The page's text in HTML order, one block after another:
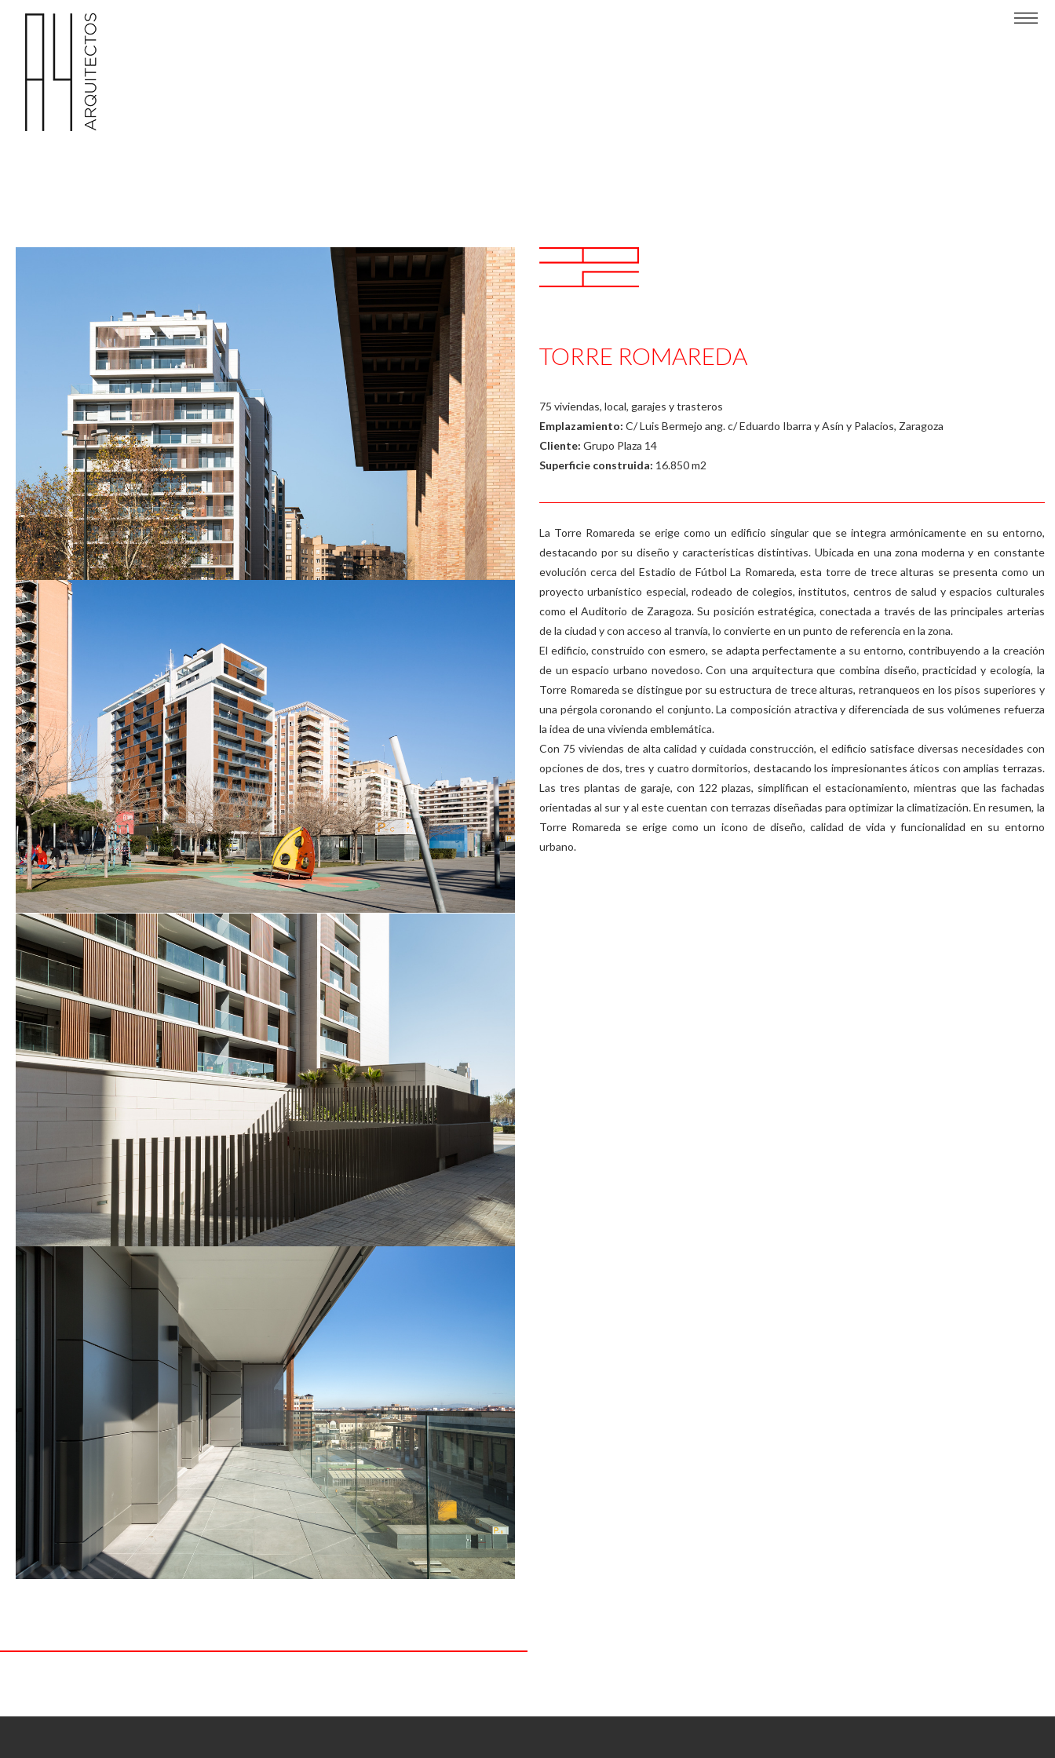
TORRE ROMAREDA
75 viviendas, local, garajes y trasteros
Emplazamiento: C/ Luis Bermejo ang. c/ Eduardo Ibarra y Asín y Palacios, Zaragoza
Cliente: Grupo Plaza 14
Superficie construida: 16.850 m2
La Torre Romareda se erige como un edificio singular que se integra armónicamente en su entorno,
destacando por su diseño y características distintivas. Ubicada en una zona moderna y en constante
evolución cerca del Estadio de Fútbol La Romareda, esta torre de trece alturas se presenta como un
proyecto urbanístico especial, rodeado de colegios, institutos, centros de salud y espacios culturales
como el Auditorio de Zaragoza. Su posición estratégica, conectada a través de las principales arterias
de la ciudad y con acceso al tranvía, lo convierte en un punto de referencia en la zona.
El edificio, construido con esmero, se adapta perfectamente a su entorno, contribuyendo a la creación
de un espacio urbano novedoso. Con una arquitectura que combina diseño, practicidad y ecología, la
Torre Romareda se distingue por su estructura de trece alturas, retranqueos en los pisos superiores y
una pérgola coronando el conjunto. La composición atractiva y diferenciada de sus volúmenes refuerza
la idea de una vivienda emblemática.
Con 75 viviendas de alta calidad y cuidada construcción, el edificio satisface diversas necesidades con
opciones de dos, tres y cuatro dormitorios, destacando los impresionantes áticos con amplias terrazas.
Las tres plantas de garaje, con 122 plazas, simplifican el estacionamiento, mientras que las fachadas
orientadas al sur y al este cuentan con terrazas diseñadas para optimizar la climatización. En resumen, la
Torre Romareda se erige como un icono de diseño, calidad de vida y funcionalidad en su entorno
urbano.